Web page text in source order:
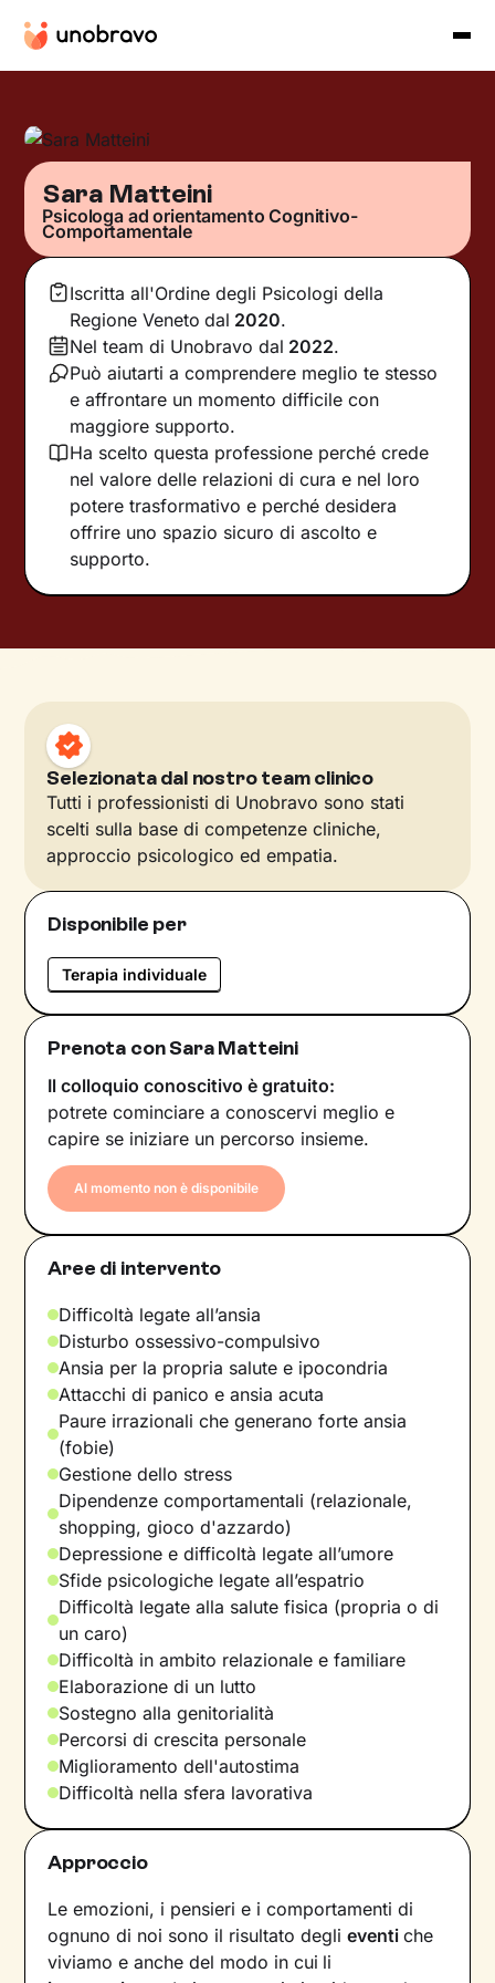
Sara Matteini
Psicologa ad orientamento Cognitivo-
Comportamentale
Iscritta all'Ordine degli Psicologi della
Regione Veneto dal 2020.
Nel team di Unobravo dal 2022.
Può aiutarti a comprendere meglio te stesso
e affrontare un momento difficile con
maggiore supporto.
Ha scelto questa professione perché crede
nel valore delle relazioni di cura e nel loro
potere trasformativo e perché desidera
offrire uno spazio sicuro di ascolto e
supporto.
Selezionata dal nostro team clinico
Tutti i professionisti di Unobravo sono stati
scelti sulla base di competenze cliniche,
approccio psicologico ed empatia.
Disponibile per
Terapia individuale
Prenota con Sara Matteini
Il colloquio conoscitivo è gratuito:
potrete cominciare a conoscervi meglio e
capire se iniziare un percorso insieme.
Al momento non è disponibile
Aree di intervento
Difficoltà legate all’ansia
Disturbo ossessivo-compulsivo
Ansia per la propria salute e ipocondria
Attacchi di panico e ansia acuta
Paure irrazionali che generano forte ansia
(fobie)
Gestione dello stress
Dipendenze comportamentali (relazionale,
shopping, gioco d'azzardo)
Depressione e difficoltà legate all’umore
Sfide psicologiche legate all’espatrio
Difficoltà legate alla salute fisica (propria o di
un caro)
Difficoltà in ambito relazionale e familiare
Elaborazione di un lutto
Sostegno alla genitorialità
Percorsi di crescita personale
Miglioramento dell'autostima
Difficoltà nella sfera lavorativa
Approccio
Le emozioni, i pensieri e i comportamenti di
ognuno di noi sono il risultato deglieventiche
viviamo e anche del modo in cui li